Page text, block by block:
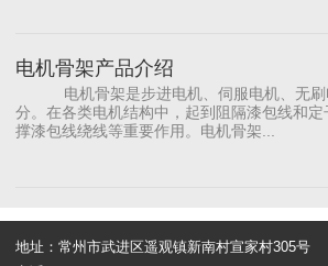
电机骨架产品介绍
电机骨架是步进电机、伺服电机、无刷
分。在各类电机结构中，起到阻隔漆包线和
撑漆包线绕线等重要作用。电机骨架...
地址：常州市武进区遥观镇新南村宣家村305号